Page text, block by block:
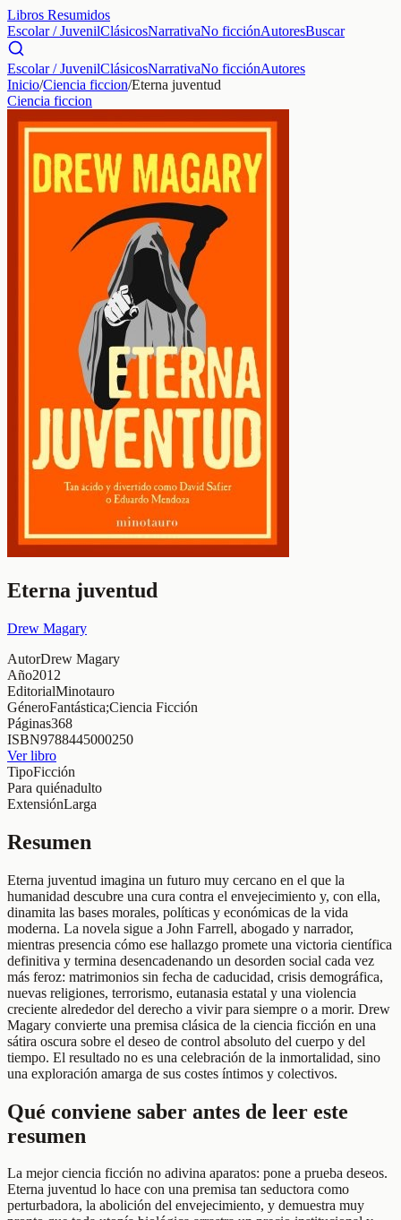
Libros Resumidos
Escolar / JuvenilClásicosNarrativaNo ficciónAutoresBuscar
Escolar / JuvenilClásicosNarrativaNo ficciónAutores
Inicio/Ciencia ficcion/Eterna juventud
Ciencia ficcion
Eterna juventud
Drew Magary
AutorDrew Magary
Año2012
EditorialMinotauro
GéneroFantástica;Ciencia Ficción
Páginas368
ISBN9788445000250
Ver libro
TipoFicción
Para quiénadulto
ExtensiónLarga
Resumen
Eterna juventud imagina un futuro muy cercano en el que la
humanidad descubre una cura contra el envejecimiento y, con ella,
dinamita las bases morales, políticas y económicas de la vida
moderna. La novela sigue a John Farrell, abogado y narrador,
mientras presencia cómo ese hallazgo promete una victoria científica
definitiva y termina desencadenando un desorden social cada vez
más feroz: matrimonios sin fecha de caducidad, crisis demográfica,
nuevas religiones, terrorismo, eutanasia estatal y una violencia
creciente alrededor del derecho a vivir para siempre o a morir. Drew
Magary convierte una premisa clásica de la ciencia ficción en una
sátira oscura sobre el deseo de control absoluto del cuerpo y del
tiempo. El resultado no es una celebración de la inmortalidad, sino
una exploración amarga de sus costes íntimos y colectivos.
Qué conviene saber antes de leer este
resumen
La mejor ciencia ficción no adivina aparatos: pone a prueba deseos.
Eterna juventud lo hace con una premisa tan seductora como
perturbadora, la abolición del envejecimiento, y demuestra muy